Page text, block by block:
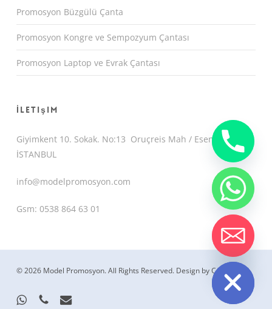
Promosyon Büzgülü Çanta
Promosyon Kongre ve Sempozyum Çantası
Promosyon Laptop ve Evrak Çantası
İletişim
Giyimkent 10. Sokak. No:13 Oruçreis Mah / Esenler /
İSTANBUL
info@modelpromosyon.com
Gsm: 0538 864 63 01
© 2026 Model Promosyon. All Rights Reserved. Design by CemUyguc
whatsapp
phone email
Hide
chaty